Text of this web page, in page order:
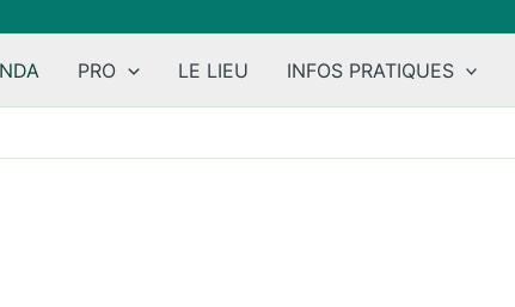
PRO LE LIEU INFOS PRATIQUES